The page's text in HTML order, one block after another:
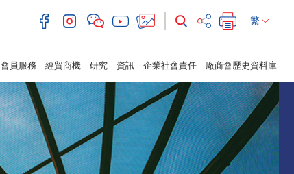
繁
會員服務 經貿商機 研究 資訊 企業社會責任 廠商會歷史資料庫